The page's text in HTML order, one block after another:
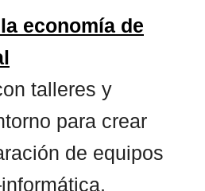
economía de
talleres y
para crear
de equipos